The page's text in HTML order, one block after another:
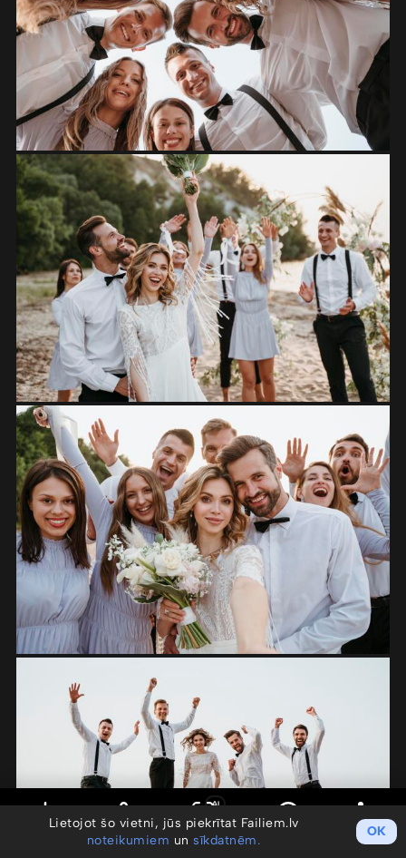
Koplietot Darbības
Meklēt pēc sejas
AI
Lietojot šo vietni, jūs piekrītat Failiem.lv
noteikumiem unsīkdatnēm.
OK